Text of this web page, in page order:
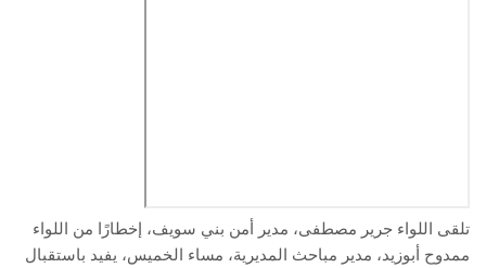
تلقى اللواء جرير مصطفى، مدير أمن بني سويف، إخطارًا من اللواء
ممدوح أبوزيد، مدير مباحث المديرية، مساء الخميس، يفيد باستقبال